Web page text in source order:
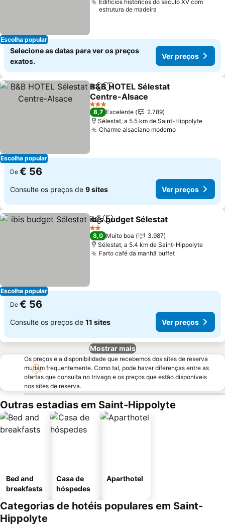
Escolha popular
Edifícios históricos do século XV com
estrutura de madeira
Selecione as datas para ver os preços
exatos.
Ver preços
Escolha popular
PartilharAdicionar aos favoritos
B&B HOTEL Sélestat
Centre-Alsace
3 Estrelas
8,7 Excelente
2.789
Sélestat, a 5.5 km de Saint-Hippolyte
Charme alsaciano moderno
De € 56
Consulte os preços de 9 sites Ver preços
Escolha popular
PartilharAdicionar aos favoritos
ibis budget Sélestat
2 Estrelas
8,0 Muito boa
3.987
Sélestat, a 5.4 km de Saint-Hippolyte
Farto café da manhã buffet
De € 56
Consulte os preços de 11 sites Ver preços
Mostrar mais
Os preços e a disponibilidade que recebemos dos sites de reserva
mudam frequentemente. Como tal, pode haver diferenças entre as
ofertas que consulta no trivago e os preços que estão disponíveis
nos sites de reserva.
Outras estadias em Saint-Hippolyte
Bed and
breakfasts
Casa de
hóspedes
Aparthotel
Categorias de hotéis populares em Saint-
Hippolyte